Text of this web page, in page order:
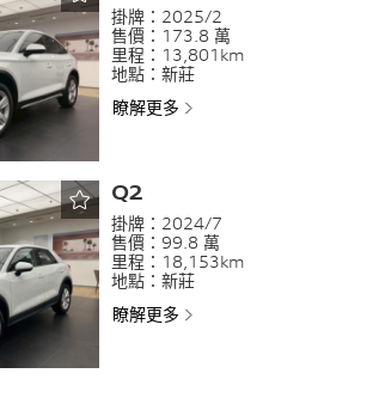
掛牌： 2025/2
售價： 173.8 萬
里程： 13,801km
地點： 新莊
瞭解更多
Q2
掛牌： 2024/7
售價： 99.8 萬
里程： 18,153km
地點： 新莊
瞭解更多